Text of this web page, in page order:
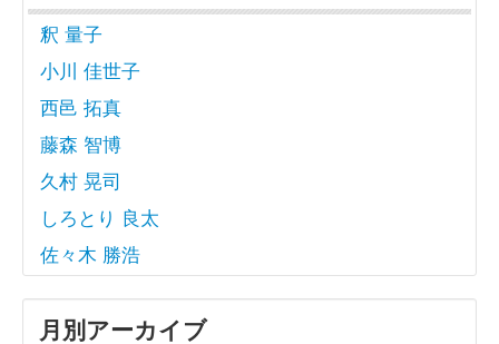
釈 量子
小川 佳世子
西邑 拓真
藤森 智博
久村 晃司
しろとり 良太
佐々木 勝浩
月別アーカイブ